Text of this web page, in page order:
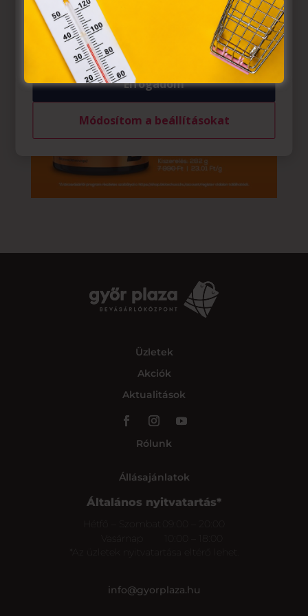
Üzletek
Akciók
Aktualitások
Rólunk
Állásajánlatok
Általános nyitvatartás*
*Az üzletek nyitvatartása eltérő lehet.
info@gyorplaza.hu
belül működnek, a „sütik" használatához, és ezeknek a
felhasználó számítógépén vagy egyéb eszközén történő
tárolásához a felhasználók hozzájárulását kell kérniük.
Elfogadom
Módosítom a beállításokat